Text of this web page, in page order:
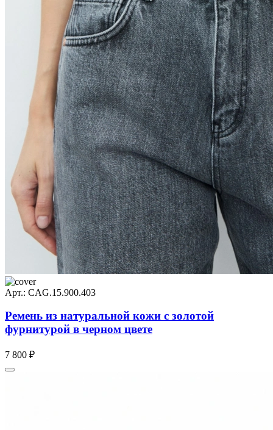
Арт.: CAG.15.900.403
Ремень из натуральной кожи с золотой
фурнитурой в черном цвете
7 800 ₽